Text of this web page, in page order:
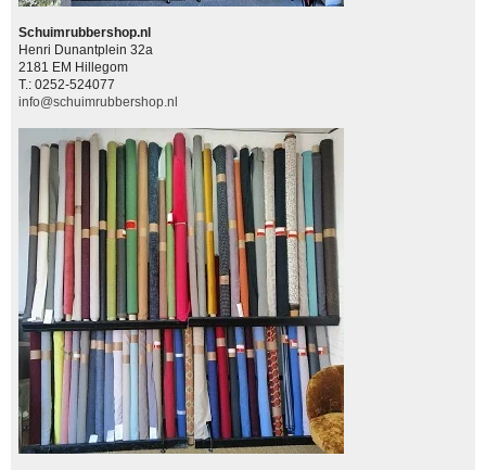
Schuimrubbershop.nl
Henri Dunantplein 32a
2181 EM Hillegom
T.: 0252-524077
info@schuimrubbershop.nl